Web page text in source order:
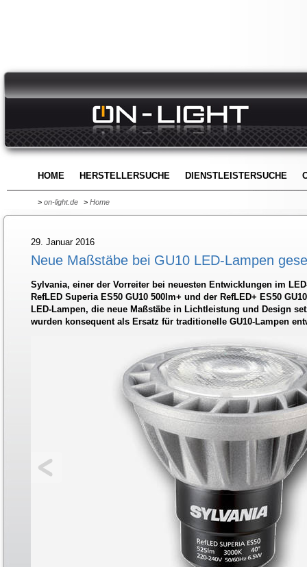
HOME HERSTELLERSUCHE DIENSTLEISTERSUCHE
> on-light.de > Home
29. Januar 2016
Neue Maßstäbe bei GU10 LED-Lampen
Sylvania, einer der Vorreiter bei neuesten Entwicklungen im
RefLED Superia ES50 GU10 500lm+ und der RefLED+ ES50
LED-Lampen, die neue Maßstäbe in Lichtleistung und Design
wurden konsequent als Ersatz für traditionelle GU10-Lampen